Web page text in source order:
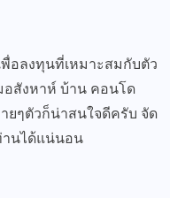
อลงทุนที่เหมาะสมกับตัว
สังหาห์ บ้าน คอนโด
ยๆตัวก็น่าสนใจดีครับ จัด
านได้แน่นอน